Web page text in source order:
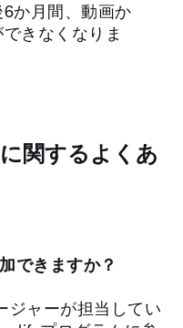
か月間、動画か
きなくなりま
関するよくあ
できますか？
ジャーが担当してい